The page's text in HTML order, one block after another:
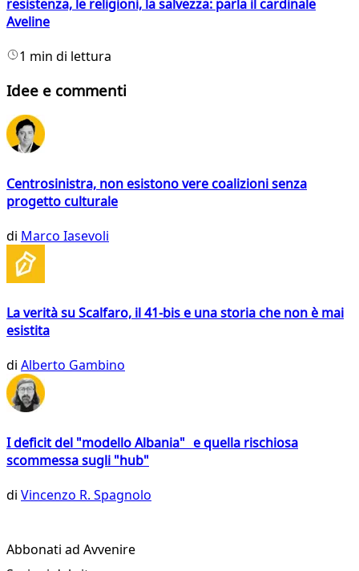
resistenza, le religioni, la salvezza: parla il cardinale
Aveline
1 min di lettura
Idee e commenti
Centrosinistra, non esistono vere coalizioni senza
progetto culturale
di Marco Iasevoli
La verità su Scalfaro, il 41-bis e una storia che non è mai
esistita
di Alberto Gambino
I deficit del "modello Albania" e quella rischiosa
scommessa sugli "hub"
di Vincenzo R. Spagnolo
Abbonati ad Avvenire